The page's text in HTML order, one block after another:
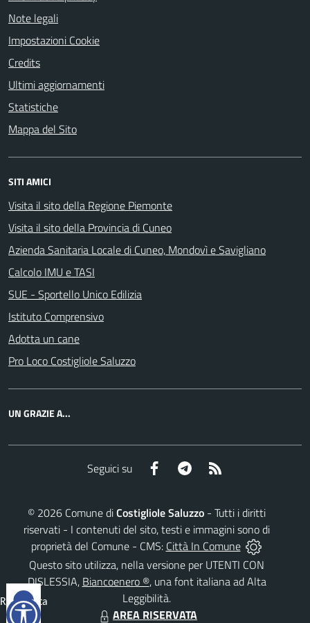
Note legali
Impostazioni Cookie
Credits
Ultimi aggiornamenti
Statistiche
Mappa del Sito
SITI AMICI
Visita il sito della Regione Piemonte
Visita il sito della Provincia di Cuneo
Azienda Sanitaria Locale di Cuneo, Mondovì e Savigliano
Calcolo IMU e TASI
SUE - Sportello Unico Edilizia
Istituto Comprensivo
Adotta un cane
Pro Loco Costigliole Saluzzo
UN GRAZIE A...
Seguici su Facebook Telegram
© 2026 Comune diCostigliole Saluzzo - Tutti i diritti
riservati - I contenuti del sito, testi e immagini sono di
proprietà del Comune - CMS: Città In Comune
Questo sito utilizza, nella versione per UTENTI CON
DISLESSIA, Biancoenero ®, una font italiana ad Alta
Leggibilità.
AREA RISERVATA
Reimposta
tutto